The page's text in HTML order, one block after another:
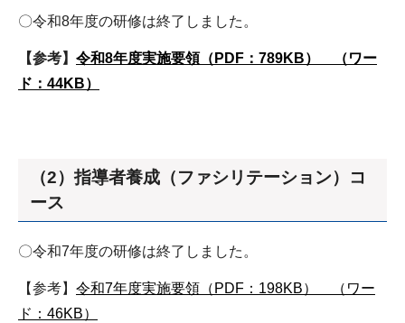
〇令和8年度の研修は終了しました。
【参考】 令和8年度実施要領（PDF：789KB）
（ワー
ド：44KB）
（2）指導者養成（ファシリテーション）コ
ース
〇令和7年度の研修は終了しました。
【参考】 令和7年度実施要領（PDF：198KB）
（ワー
ド：46KB）